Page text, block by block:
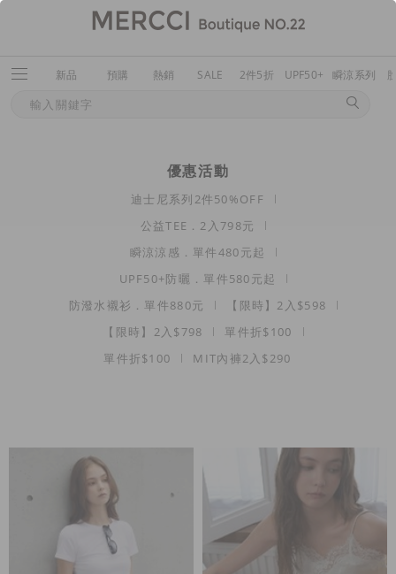
新品 預購 熱銷 SALE 2件5折 UPF50+ 瞬涼系列
優惠活動
迪士尼系列2件50%OFF
公益TEE．2入798元
瞬涼涼感．單件480元起
UPF50+防曬．單件580元起
防潑水襯衫．單件880元
【限時】2入$598
【限時】2入$798
單件折$100
單件折$100
MIT內褲2入$290